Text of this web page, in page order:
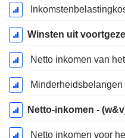
Winsten uit
Netto inkomen van
Minderheidsbelangen
Netto-inkomen -